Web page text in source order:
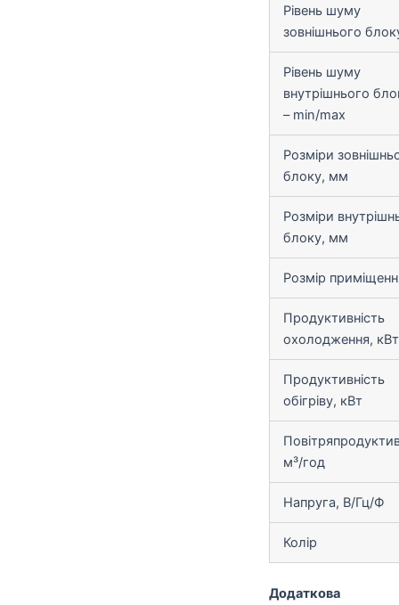
Рівень шуму
зовнішнього
Рівень шуму
внутрішнього
– min/max
Розміри
блоку, мм
Розміри
блоку, мм
Розмір
Продуктивність
охолодження, кВт
Продуктивність
обігріву, кВт
м³/год
Напруга, В/Гц/Ф
Колір
Додаткова